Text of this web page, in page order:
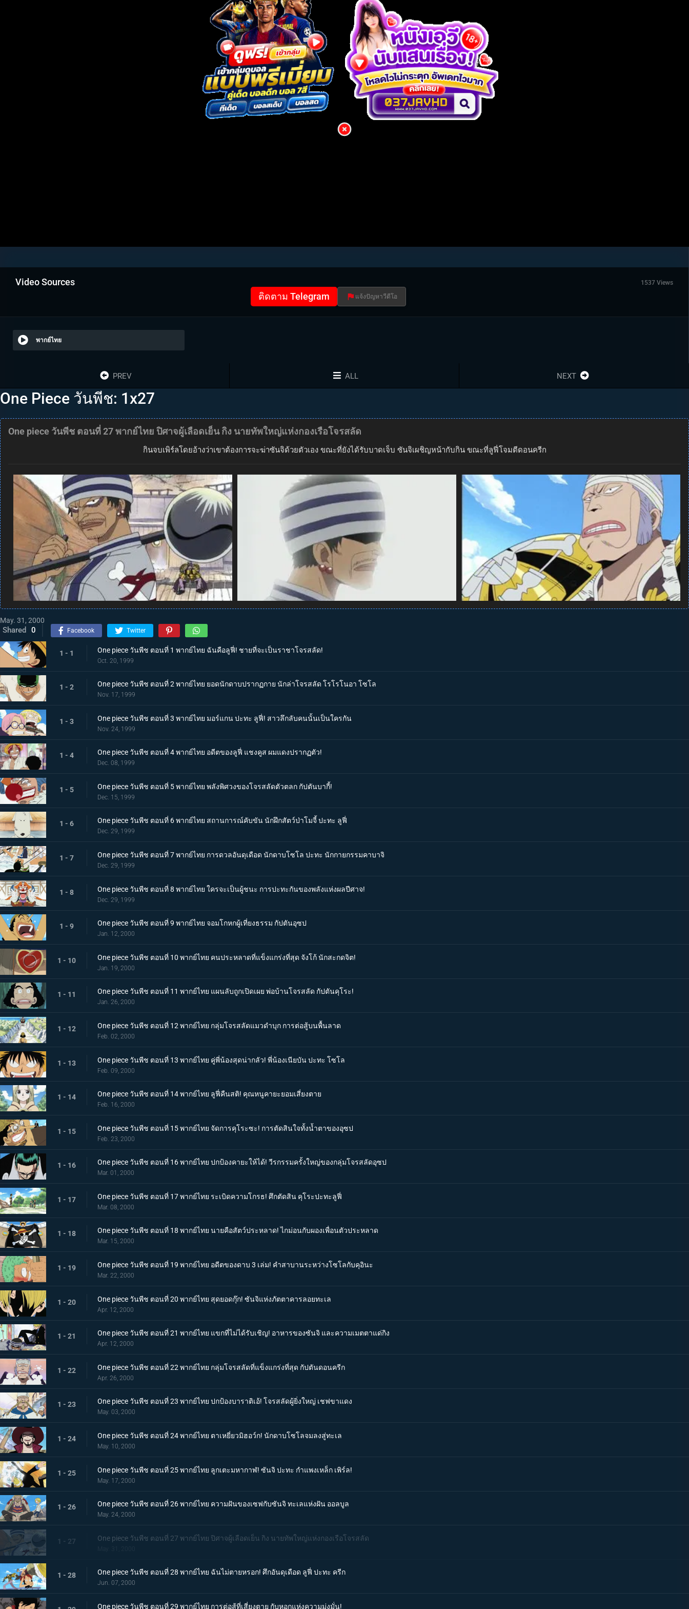
Video Sources 1537 Views
ติดตาม Telegram แจ้งปัญหาวีดีโอ
พากย์ไทย
PREV ALL NEXT
One Piece วันพีช: 1x27
One piece วันพีช ตอนที่ 27 พากย์ไทย ปิศาจผู้เลือดเย็น กิง นายทัพใหญ่แห่งกองเรือโจรสลัด
กินจบเพิร์ลโดยอ้างว่าเขาต้องการจะฆ่าซันจิด้วยตัวเอง ขณะที่ยังได้รับบาดเจ็บ ซันจิเผชิญหน้ากับกิน ขณะที่ลูฟี่โจมตีดอนครีก
May. 31, 2000
Shared 0 Facebook Twitter
1 - 1 One piece วันพีช ตอนที่ 1 พากย์ไทย ฉันคือลูฟี่! ชายที่จะเป็นราชาโจรสลัด!
Oct. 20, 1999
1 - 2 One piece วันพีช ตอนที่ 2 พากย์ไทย ยอดนักดาบปรากฏกาย นักล่าโจรสลัด โรโรโนอา โซโล
Nov. 17, 1999
1 - 3 One piece วันพีช ตอนที่ 3 พากย์ไทย มอร์แกน ปะทะ ลูฟี่! สาวลึกลับคนนั้นเป็นใครกัน
Nov. 24, 1999
1 - 4 One piece วันพีช ตอนที่ 4 พากย์ไทย อดีตของลูฟี่ แชงคูส ผมแดงปรากฏตัว!
Dec. 08, 1999
1 - 5 One piece วันพีช ตอนที่ 5 พากย์ไทย พลังพิศวงของโจรสลัดตัวตลก กัปตันบากี้!
Dec. 15, 1999
1 - 6 One piece วันพีช ตอนที่ 6 พากย์ไทย สถานการณ์คับขัน นักฝึกสัตว์ป่าโมจี้ ปะทะ ลูฟี่
Dec. 29, 1999
1 - 7 One piece วันพีช ตอนที่ 7 พากย์ไทย การดวลอันดุเดือด นักดาบโซโล ปะทะ นักกายกรรมคาบาจิ
Dec. 29, 1999
1 - 8 One piece วันพีช ตอนที่ 8 พากย์ไทย ใครจะเป็นผู้ชนะ การปะทะกันของพลังแห่งผลปีศาจ!
Dec. 29, 1999
1 - 9 One piece วันพีช ตอนที่ 9 พากย์ไทย จอมโกหกผู้เที่ยงธรรม กัปตันอุซป
Jan. 12, 2000
1 - 10 One piece วันพีช ตอนที่ 10 พากย์ไทย คนประหลาดที่แข็งแกร่งที่สุด จังโก้ นักสะกดจิต!
Jan. 19, 2000
1 - 11 One piece วันพีช ตอนที่ 11 พากย์ไทย แผนลับถูกเปิดเผย พ่อบ้านโจรสลัด กัปตันคุโระ!
Jan. 26, 2000
1 - 12 One piece วันพีช ตอนที่ 12 พากย์ไทย กลุ่มโจรสลัดแมวดำบุก การต่อสู้บนพื้นลาด
Feb. 02, 2000
1 - 13 One piece วันพีช ตอนที่ 13 พากย์ไทย คู่พี่น้องสุดน่ากลัว! พี่น้องเนียบัน ปะทะ โซโล
Feb. 09, 2000
1 - 14 One piece วันพีช ตอนที่ 14 พากย์ไทย ลูฟี่คืนสติ! คุณหนูคายะยอมเสี่ยงตาย
Feb. 16, 2000
1 - 15 One piece วันพีช ตอนที่ 15 พากย์ไทย จัดการคุโระซะ! การตัดสินใจทั้งน้ำตาของอุซป
Feb. 23, 2000
1 - 16 One piece วันพีช ตอนที่ 16 พากย์ไทย ปกป้องคายะให้ได้! วีรกรรมครั้งใหญ่ของกลุ่มโจรสลัดอุซป
Mar. 01, 2000
1 - 17 One piece วันพีช ตอนที่ 17 พากย์ไทย ระเบิดความโกรธ! ศึกตัดสิน คุโระปะทะลูฟี่
Mar. 08, 2000
1 - 18 One piece วันพีช ตอนที่ 18 พากย์ไทย นายคือสัตว์ประหลาด! ไกม่อนกับผองเพื่อนตัวประหลาด
Mar. 15, 2000
1 - 19 One piece วันพีช ตอนที่ 19 พากย์ไทย อดีตของดาบ 3 เล่ม! คำสาบานระหว่างโซโลกับคุอินะ
Mar. 22, 2000
1 - 20 One piece วันพีช ตอนที่ 20 พากย์ไทย สุดยอดกุ๊ก! ซันจิแห่งภัตตาคารลอยทะเล
Apr. 12, 2000
1 - 21 One piece วันพีช ตอนที่ 21 พากย์ไทย แขกที่ไม่ได้รับเชิญ! อาหารของซันจิ และความเมตตาแด่กิง
Apr. 12, 2000
1 - 22 One piece วันพีช ตอนที่ 22 พากย์ไทย กลุ่มโจรสลัดที่แข็งแกร่งที่สุด กัปตันดอนครีก
Apr. 26, 2000
1 - 23 One piece วันพีช ตอนที่ 23 พากย์ไทย ปกป้องบาราติเอ้! โจรสลัดผู้ยิ่งใหญ่ เชฟขาแดง
May. 03, 2000
1 - 24 One piece วันพีช ตอนที่ 24 พากย์ไทย ตาเหยี่ยวมิฮอว์ก! นักดาบโซโลจมลงสู่ทะเล
May. 10, 2000
1 - 25 One piece วันพีช ตอนที่ 25 พากย์ไทย ลูกเตะมหากาฬ! ซันจิ ปะทะ กำแพงเหล็ก เพิร์ล!
May. 17, 2000
1 - 26 One piece วันพีช ตอนที่ 26 พากย์ไทย ความฝันของเซฟกับซันจิ ทะเลแห่งฝัน ออลบูล
May. 24, 2000
1 - 27 One piece วันพีช ตอนที่ 27 พากย์ไทย ปิศาจผู้เลือดเย็น กิง นายทัพใหญ่แห่งกองเรือโจรสลัด
May. 31, 2000
1 - 28 One piece วันพีช ตอนที่ 28 พากย์ไทย ฉันไม่ตายหรอก! ศึกอันดุเดือด ลูฟี่ ปะทะ ครีก
Jun. 07, 2000
One piece วันพีช ตอนที่ 29 พากย์ไทย การต่อสู้ที่เสี่ยงตาย กับหอกแห่งความมุ่งมั่น!